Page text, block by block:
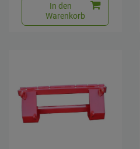
In den
Warenkorb